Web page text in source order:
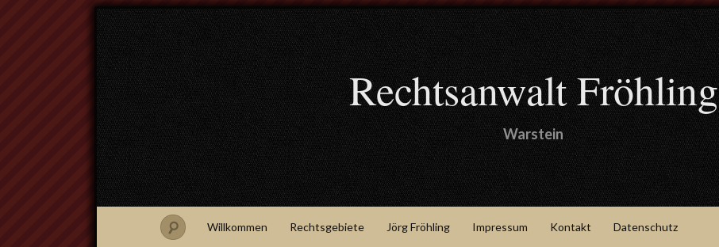
Rechtsanwalt Fröhling
Warstein
Willkommen Rechtsgebiete Jörg Fröhling Impressum Kontakt Datenschutz